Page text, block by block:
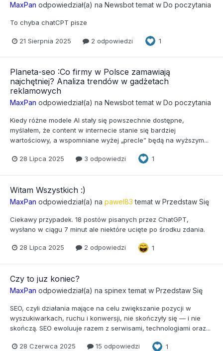
MaxPan odpowiedział(a) na Newsbottemat w Do poczytania
To chyba chatCPT pisze
21 Sierpnia 2025 2 odpowiedzi 1
Planeta-seo :Co firmy w Polsce zamawiają
najchętniej? Analiza trendów w gadżetach
reklamowych
MaxPan odpowiedział(a) na Newsbottemat w Do poczytania
Kiedy różne modele AI stały się powszechnie dostępne,
myślałem, że content w internecie stanie się bardziej
wartościowy, a wspomniane wyżej „precle” będą na wyższym...
28 Lipca 2025 3 odpowiedzi 1
Witam Wszystkich :)
MaxPan odpowiedział(a) na pawel83 temat w Przedstaw Się
Ciekawy przypadek. 18 postów pisanych przez ChatGPT,
wysłano w ciągu 7 minut ale niektóre ucięte po środku zdania.
28 Lipca 2025 2 odpowiedzi 1
Czy to juz koniec?
MaxPan odpowiedział(a) na spinex temat w Przedstaw Się
SEO, czyli działania mające na celu zwiększanie pozycji w
wyszukiwarkach, ruchu i konwersji, nie skończyły się — i nie
skończą. SEO ewoluuje razem z serwisami, technologiami oraz...
28 Czerwca 2025 15 odpowiedzi 1